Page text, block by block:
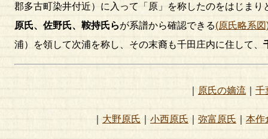
郡多古町染井付近）に入って「原」を称したのをはじま
原氏、佐野氏、鞍持氏らが系譜から確認できる(原氏略系図
浦）を領して次浦を称し、その末裔も千田庄内に住して、
原氏の嫡流 千
大野原氏 小西原氏 弥富原氏 本作